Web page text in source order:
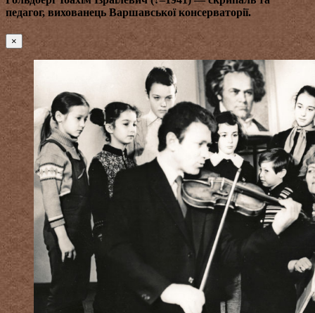
педагог, вихованець Варшавської консерваторії.
×